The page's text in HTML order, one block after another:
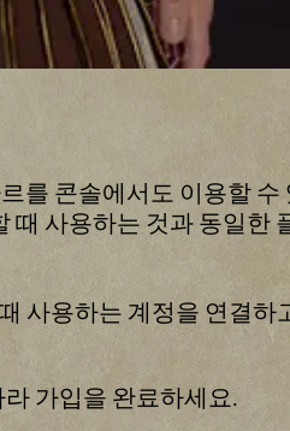
를 콘솔에서도 이용할 수
사용하는 것과 동일한
사용하는 계정을 연결하
가입을 완료하세요.